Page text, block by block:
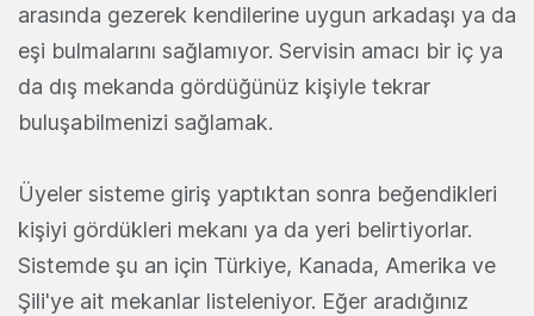
arasında gezerek kendilerine uygun arkadaşı ya da
eşi bulmalarını sağlamıyor. Servisin amacı bir iç ya
da dış mekanda gördüğünüz kişiyle tekrar
buluşabilmenizi sağlamak.
Üyeler sisteme giriş yaptıktan sonra beğendikleri
kişiyi gördükleri mekanı ya da yeri belirtiyorlar.
Sistemde şu an için Türkiye, Kanada, Amerika ve
Şili'ye ait mekanlar listeleniyor. Eğer aradığınız